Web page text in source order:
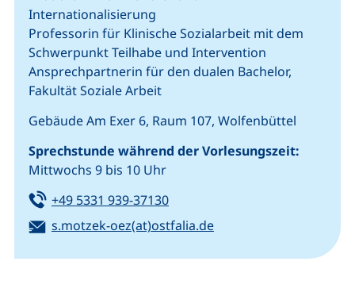
Internationalisierung
Professorin für Klinische Sozialarbeit mit dem
Schwerpunkt Teilhabe und Intervention
Ansprechpartnerin für den dualen Bachelor,
Fakultät Soziale Arbeit
Gebäude Am Exer 6, Raum 107, Wolfenbüttel
Sprechstunde während der Vorlesungszeit:
Mittwochs 9 bis 10 Uhr
Tel:
+49 5331 939-37130(startet einen Telefonanruf,
E-Mail:
s.motzek-oez(at)ostfalia.de(öffnet Ihr E-Mail-